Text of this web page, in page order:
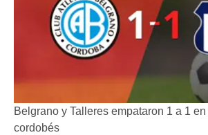
Belgrano y Talleres empataron 1 a 1
cordobés